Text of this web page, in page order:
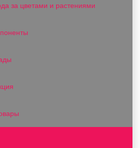
за цветами и растениями